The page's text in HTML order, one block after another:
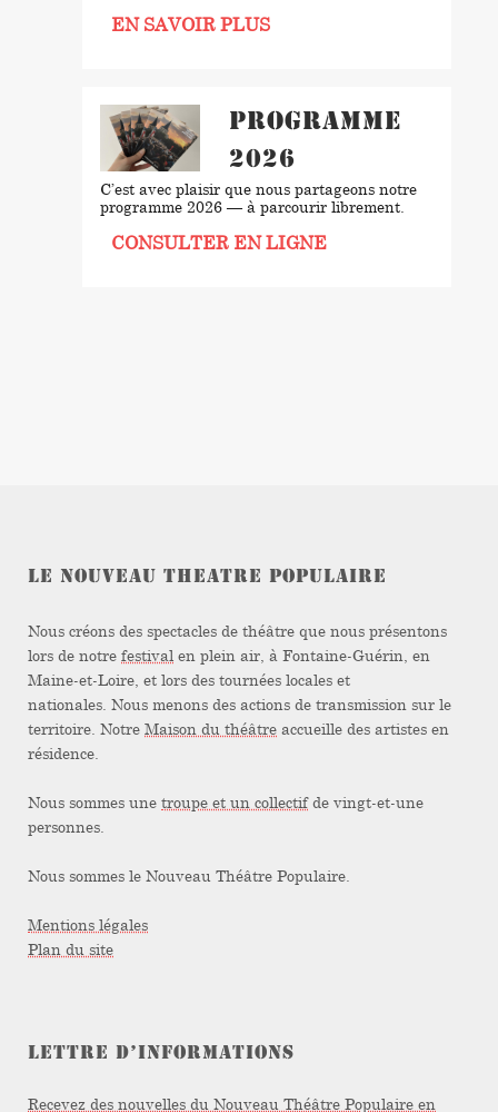
EN SAVOIR PLUS
Programme
2026
C’est avec plaisir que nous partageons notre
programme 2026 — à parcourir librement.
CONSULTER EN LIGNE
LE NOUVEAU THEATRE POPULAIRE
Nous créons des spectacles de théâtre que nous présentons
lors de notre festival en plein air, à Fontaine-Guérin, en
Maine-et-Loire, et lors des tournées locales et
nationales. Nous menons des actions de transmission sur le
territoire. Notre Maison du théâtre accueille des artistes en
résidence.
Nous sommes une troupe et un collectifde vingt-et-une
personnes.
Nous sommes le Nouveau Théâtre Populaire.
Mentions légales
Plan du site
LETTRE D’INFORMATIONS
Recevez des nouvelles du Nouveau Théâtre Populaire en